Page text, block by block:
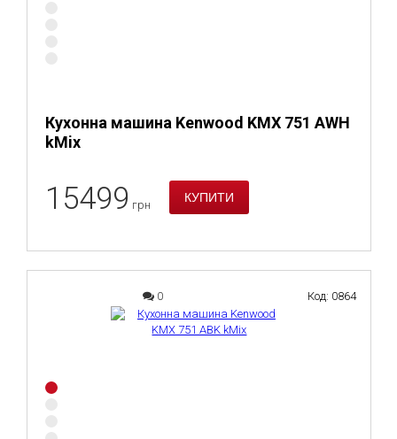
Кухонна машина Kenwood KMX 751 AWH
kMix
15499 грн
0 Код: 0864